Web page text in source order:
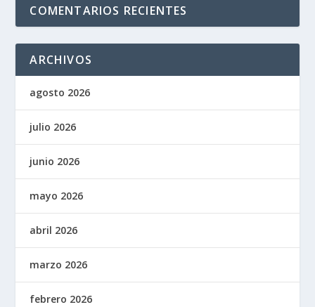
COMENTARIOS RECIENTES
ARCHIVOS
agosto 2026
julio 2026
junio 2026
mayo 2026
abril 2026
marzo 2026
febrero 2026